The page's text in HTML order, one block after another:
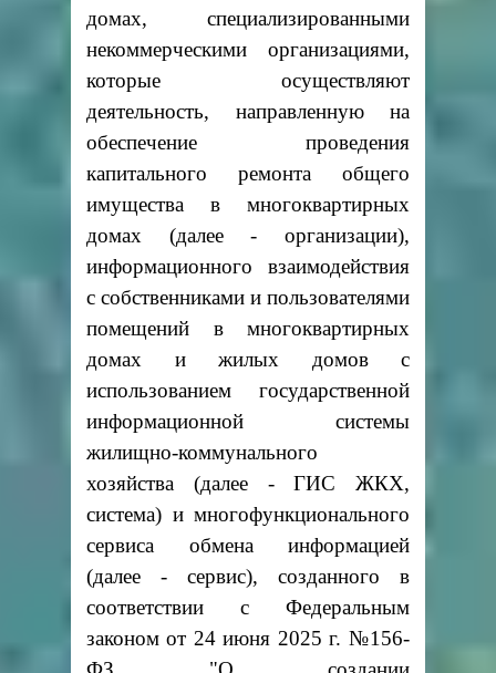
домах, специализированными
некоммерческими организациями,
которые осуществляют
деятельность, направленную на
обеспечение проведения
капитального ремонта общего
имущества в многоквартирных
домах (далее - организации),
информационного взаимодействия
с собственниками и пользователями
помещений в многоквартирных
домах и жилых домов с
использованием государственной
информационной системы
жилищно-коммунального
хозяйства (далее - ГИС ЖКХ,
система) и многофункционального
сервиса обмена информацией
(далее - сервис), созданного в
соответствии с Федеральным
законом от 24 июня 2025 г. №156-